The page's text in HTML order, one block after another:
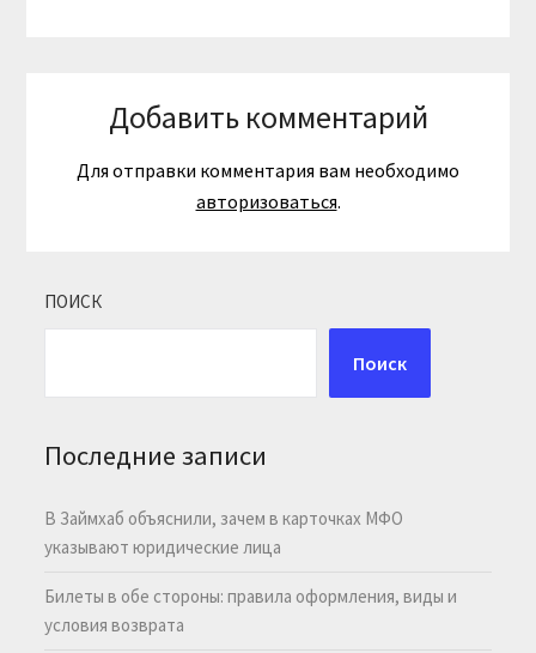
Добавить комментарий
Для отправки комментария вам необходимо
авторизоваться.
ПОИСК
Поиск
Последние записи
В Займхаб объяснили, зачем в карточках МФО
указывают юридические лица
Билеты в обе стороны: правила оформления, виды и
условия возврата